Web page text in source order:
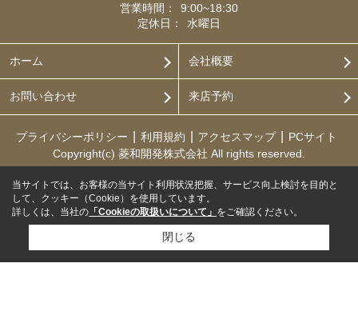
営業時間：
9:00~18:30
定休日：
水曜日
ホーム 会社概要
お問い合わせ 来店予約
プライバシーポリシー 利用規約 アクセスマップ
PCサイト
Copyright(c) 菱和開発株式会社 All rights reserved.
当サイトでは、お客様の当サイト利用状況把握、サービス向上検討を目的と
して、クッキー（Cookie）を使用しています。
詳しくは、当社の 「Cookieの取扱いについて」 をご確認ください。
閉じる